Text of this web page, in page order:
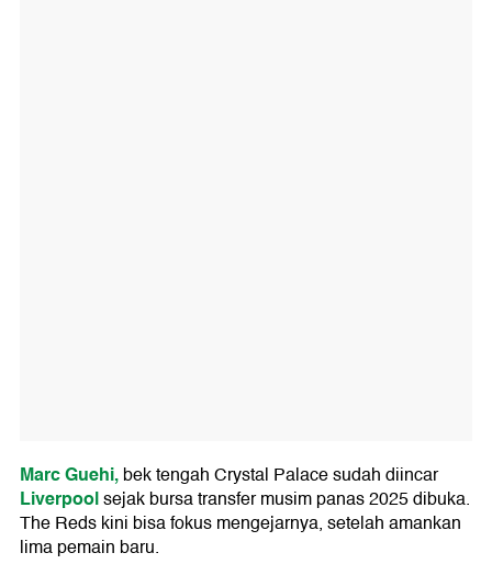
Marc Guehi,bek tengah Crystal Palace sudah diincar
Liverpoolsejak bursa transfer musim panas 2025 dibuka.
The Reds kini bisa fokus mengejarnya, setelah amankan
lima pemain baru.